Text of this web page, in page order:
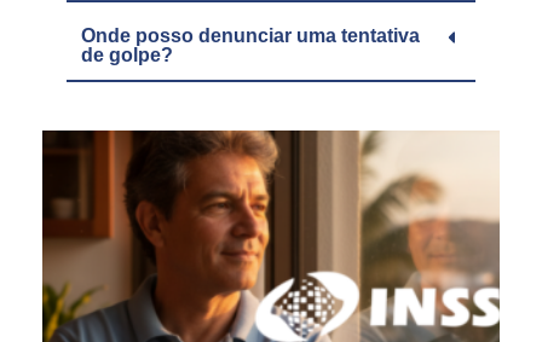
Onde posso denunciar uma tentativa
de golpe?